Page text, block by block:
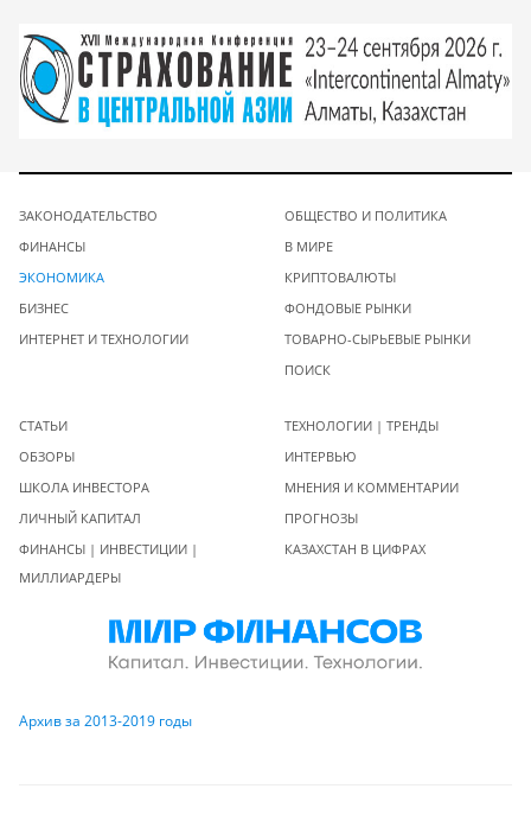
ЗАКОНОДАТЕЛЬСТВО
ФИНАНСЫ
ЭКОНОМИКА
БИЗНЕС
ИНТЕРНЕТ И ТЕХНОЛОГИИ
ОБЩЕСТВО И ПОЛИТИКА
В МИРЕ
КРИПТОВАЛЮТЫ
ФОНДОВЫЕ РЫНКИ
ТОВАРНО-СЫРЬЕВЫЕ РЫНКИ
ПОИСК
СТАТЬИ
ОБЗОРЫ
ШКОЛА ИНВЕСТОРА
ЛИЧНЫЙ КАПИТАЛ
ФИНАНСЫ | ИНВЕСТИЦИИ |
МИЛЛИАРДЕРЫ
ТЕХНОЛОГИИ | ТРЕНДЫ
ИНТЕРВЬЮ
МНЕНИЯ И КОММЕНТАРИИ
ПРОГНОЗЫ
КАЗАХСТАН В ЦИФРАХ
Архив за 2013-2019 годы